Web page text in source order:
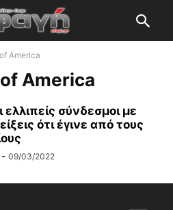
America
America
ελλιπείς σύνδεσμοι με
ότι έγινε από τους
- 09/03/2022